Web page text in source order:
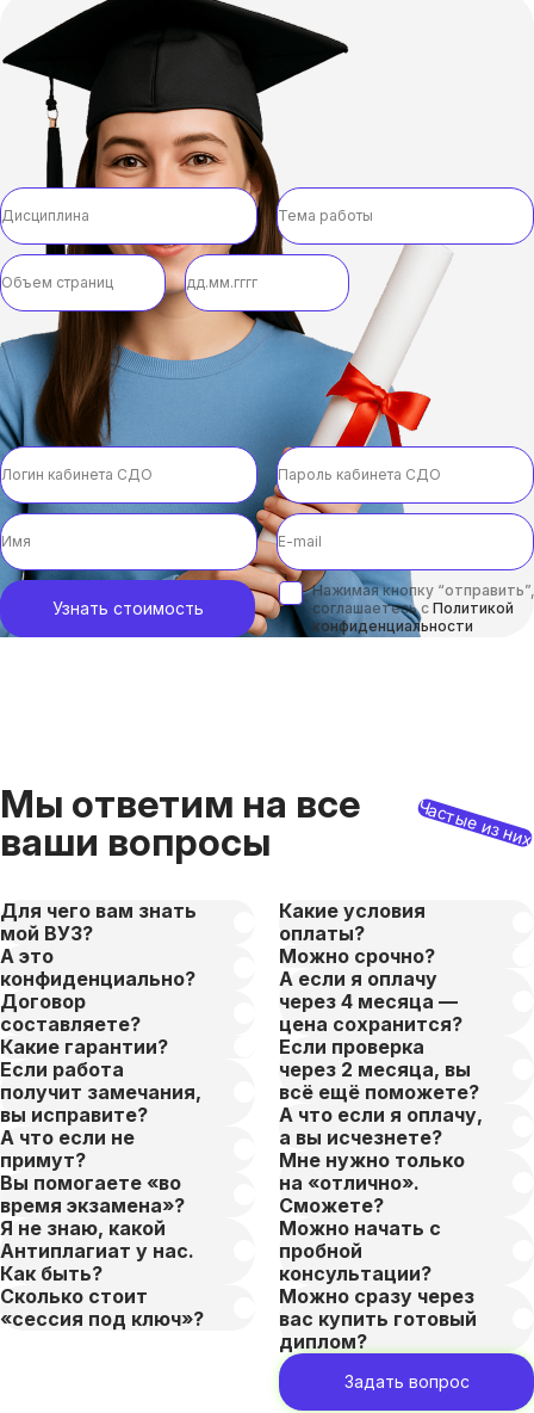
Узнать стоимость
Нажимая кнопку
соглашаетесь с Политикой
конфиденциальности
Мы ответим на все
ваши вопросы
Частые из них
Для чего вам знать
мой ВУЗ?
А это
конфиденциально?
Договор
составляете?
Какие гарантии?
Если работа
получит замечания,
вы исправите?
А что если не
примут?
Вы помогаете «во
время экзамена»?
Я не знаю, какой
Антиплагиат у нас.
Как быть?
Сколько стоит
«сессия под ключ»?
Какие условия
оплаты?
Можно срочно?
А если я оплачу
через 4 месяца —
цена сохранится?
Если проверка
через 2 месяца, вы
всё ещё поможете?
А что если я оплачу,
а вы исчезнете?
Мне нужно только
на «отлично».
Сможете?
Можно начать с
пробной
консультации?
Можно сразу через
вас купить готовый
диплом?
Задать вопрос